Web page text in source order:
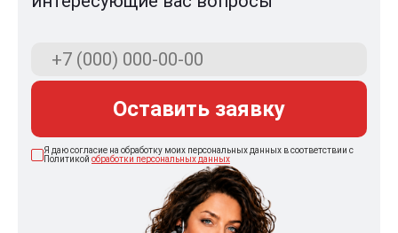
Оставить заявку
Я даю согласие на обработку моих персональных данных в соответствии с
Политикой обработки персональных данных